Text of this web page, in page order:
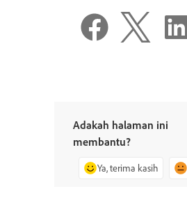
Adakah halaman ini
membantu?
Ya, terima kasih